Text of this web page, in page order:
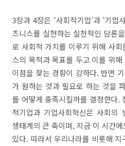
3장과 4장은 ‘사회적기업’과 ‘기업
즈니스를 실현하는 실천적인 담론
로 사회적 가치를 이루기 위해 사
스의 목적과 목표를 두고 이를 위
이점을 찾는 경향이 강하다. 반면
가 원하는 것과 필요로 하는 것을
를 어떻게 충족시킬까를 결정한다.
적기업과 기업사회혁신은 사회의
생태계의 큰 축이며, 지금 이 시간
있다. 따라서 우리나라를 비롯해